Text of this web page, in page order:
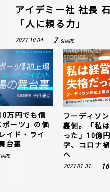
アイデミー社 社長
「人に頼る力」
2023.10.04 7 SHARE
万円でも信
ーツ」の価
イド・ライ
台裏
フーディソ
裏側。「私
った」10億
字、コロナ
へ
2023.01.31 16